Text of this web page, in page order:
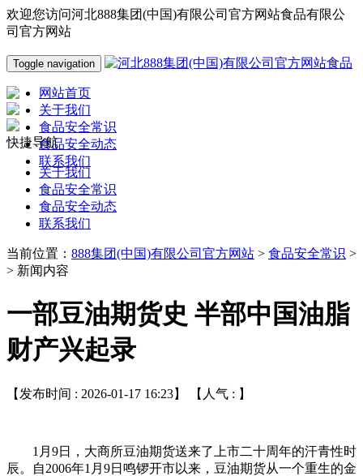
欢迎您访问河北888集团(中国)有限公司官方网站食品有限公
司官方网站
Toggle navigation
网站首页
关于我们
食品安全常识
食品安全动态
联系我们
快捷导航
关于我们
食品安全常识
食品安全动态
联系我们
当前位置： 888集团(中国)有限公司官方网站 > 食品安全常识 >
> 新闻内容
一部豆油期货史 半部中国油脂
财产兴起录
【发布时间 : 2026-01-17 16:23】 【人气 : 】
1月9日，大商所豆油期货送来了上市二十周年的汗青性时
辰。自2006年1月9日鸣锣开市以来，豆油期货从一个重生的金